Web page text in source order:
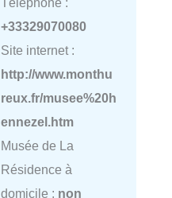
+33329070080
Site internet :
http://www.monthu
reux.fr/musee%20h
ennezel.htm
Musée de La
Résidence à
domicile : non